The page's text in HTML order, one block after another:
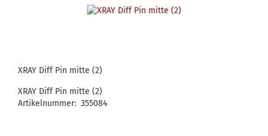
XRAY Diff Pin mitte (2)
XRAY Diff Pin mitte (2)
Artikelnummer: 355084